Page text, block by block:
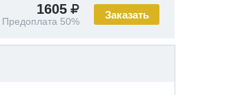
Заказать
1605
Предоплата 50%